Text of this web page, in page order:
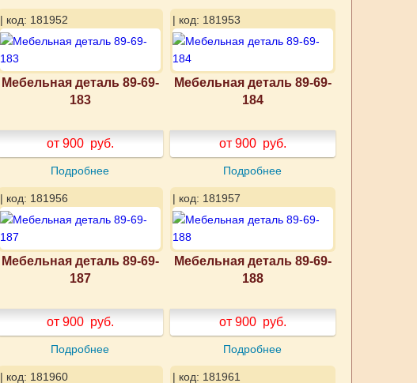
| код: 181952
Мебельная деталь 89-69-
183
от 900 руб.
Подробнее
| код: 181953
Мебельная деталь 89-69-
184
от 900 руб.
Подробнее
| код: 181956
Мебельная деталь 89-69-
187
от 900 руб.
Подробнее
| код: 181957
Мебельная деталь 89-69-
188
от 900 руб.
Подробнее
| код: 181960 | код: 181961